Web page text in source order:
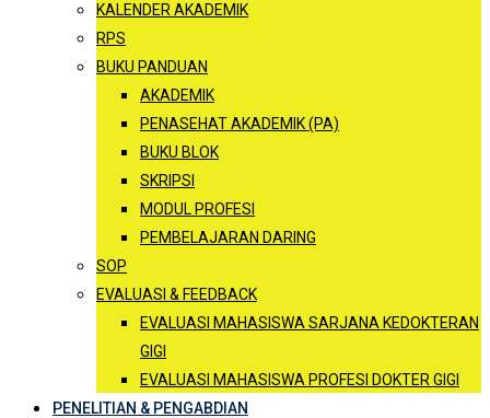
KALENDER AKADEMIK
RPS
BUKU PANDUAN
AKADEMIK
PENASEHAT AKADEMIK (PA)
BUKU BLOK
SKRIPSI
MODUL PROFESI
PEMBELAJARAN DARING
SOP
EVALUASI & FEEDBACK
EVALUASI MAHASISWA SARJANA KEDOKTERAN
GIGI
EVALUASI MAHASISWA PROFESI DOKTER GIGI
PENELITIAN & PENGABDIAN